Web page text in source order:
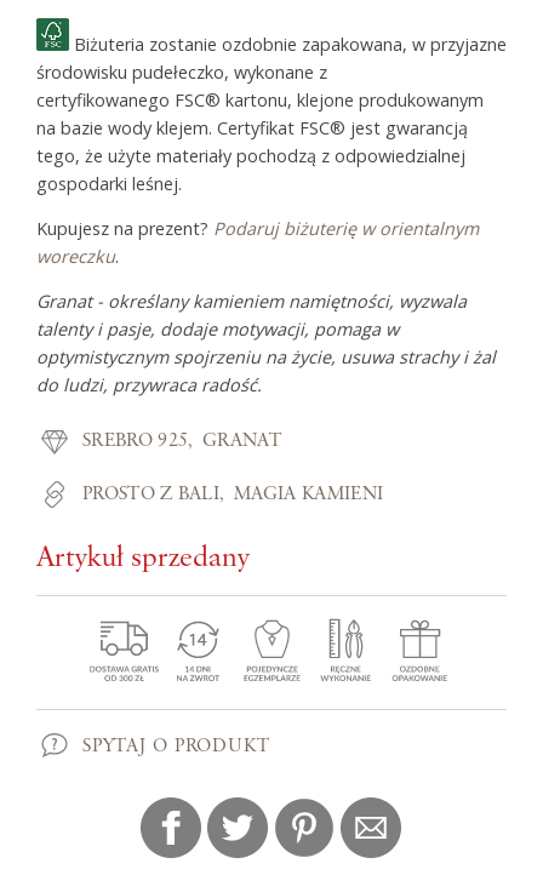
Biżuteria zostanie ozdobnie zapakowana, w przyjazne
środowisku pudełeczko, wykonane z
certyfikowanego FSC® kartonu, klejone produkowanym
na bazie wody klejem. Certyfikat FSC® jest gwarancją
tego, że użyte materiały pochodzą z odpowiedzialnej
gospodarki leśnej.
Kupujesz na prezent? Podaruj biżuterię w orientalnym
woreczku.
Granat - określany kamieniem namiętności, wyzwala
talenty i pasje, dodaje motywacji, pomaga w
optymistycznym spojrzeniu na życie, usuwa strachy i żal
do ludzi, przywraca radość.
SREBRO 925 GRANAT
PROSTO Z BALI MAGIA KAMIENI
Artykuł sprzedany
SPYTAJ O PRODUKT